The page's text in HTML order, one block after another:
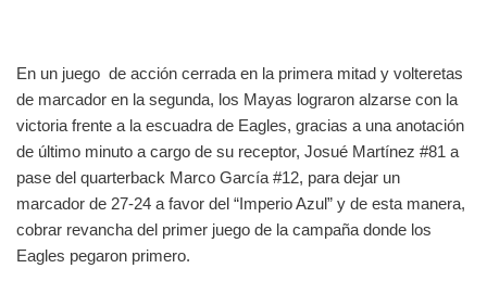
En un juego de acción cerrada en la primera mitad y volteretas
de marcador en la segunda, los Mayas lograron alzarse con la
victoria frente a la escuadra de Eagles, gracias a una anotación
de último minuto a cargo de su receptor, Josué Martínez #81 a
pase del quarterback Marco García #12, para dejar un
marcador de 27-24 a favor del “Imperio Azul” y de esta manera,
cobrar revancha del primer juego de la campaña donde los
Eagles pegaron primero.